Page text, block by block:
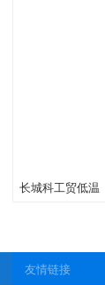
长城科工贸低温